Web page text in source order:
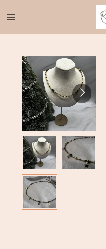
direct
naar
hoofdinhoud